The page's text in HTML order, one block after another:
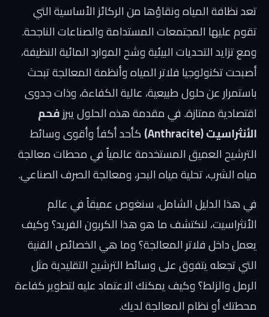
تعد نظافة المياه ونقاؤها من الركائز الأساسية التي
تقوم عليها المجتمعات المستدامة والصناعات الناجحة.
ومع تزايد التحديات البيئية وشح الموارد المائية النظيفة،
أصبحت تكنولوجيا فلاتر المياه وأنظمة المعالجة تبحث
باستمرار عن حلول طبيعية، عالية الكفاءة، وذات جدوى
اقتصادية ممتازة. في مقدمة هذه الحلول يبرزفحم
الأنثراسيت (Anthracite)
كأحد أكفأ وأقوى وسائط
الترشيح العميق المستخدمة عالمياً في محطات معالجة
مياه الشرب، تحلية مياه البحر، ومعالجة الصرف الصناعي.
في هذا الدليل الشامل، سنغوص عميقاً في عالم
الأنثراسيت، لنكتشف ما هو هذا الكربون الفريد؟ وكيف
يعمل داخل فلاتر المعالجة؟ وما هي الخصائص الفنية
التي تجعله يتفوق على وسائط الترشيح التقليدية مثل
الرمل والزلط؟ وكيف يمكنك الاعتماد عليه لتطوير كفاءة
محطتك أو نظام المعالجة لديك.